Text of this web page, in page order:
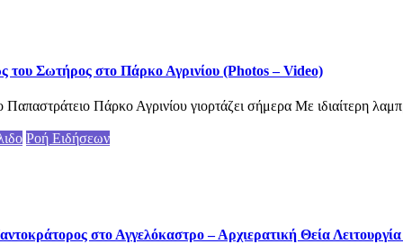
Σωτήρος στο Πάρκο Αγρινίου (Photos – Video)
Πάρκο Αγρινίου γιορτάζει σήμερα Με ιδιαίτερη
Ροή Ειδήσεων
στο Αγγελόκαστρο – Αρχιερατική Θεία